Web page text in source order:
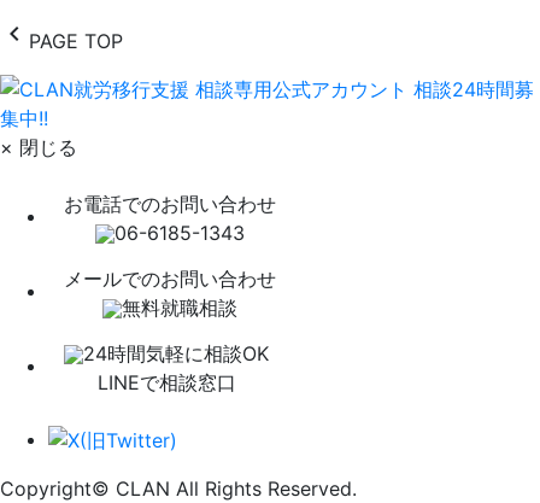
chevron_left PAGE TOP
× 閉じる
お電話でのお問い合わせ
06-6185-1343
メールでのお問い合わせ
無料就職相談
24時間気軽に相談OK
LINEで相談窓口
Copyright© CLAN All Rights Reserved.